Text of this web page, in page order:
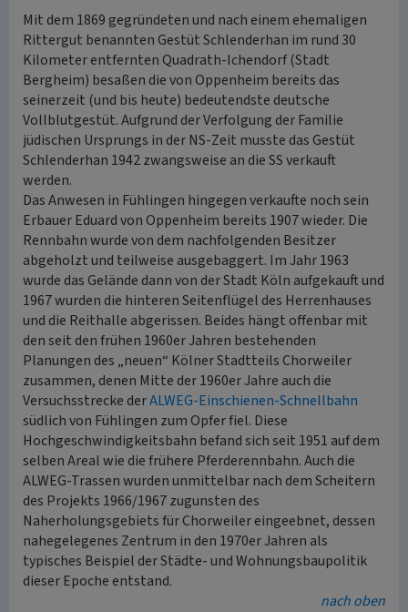
Mit dem 1869 gegründeten und nach einem ehemaligen
Rittergut benannten Gestüt Schlenderhan im rund 30
Kilometer entfernten Quadrath-Ichendorf (Stadt
Bergheim) besaßen die von Oppenheim bereits das
seinerzeit (und bis heute) bedeutendste deutsche
Vollblutgestüt. Aufgrund der Verfolgung der Familie
jüdischen Ursprungs in der NS-Zeit musste das Gestüt
Schlenderhan 1942 zwangsweise an die SS verkauft
werden.
Das Anwesen in Fühlingen hingegen verkaufte noch sein
Erbauer Eduard von Oppenheim bereits 1907 wieder. Die
Rennbahn wurde von dem nachfolgenden Besitzer
abgeholzt und teilweise ausgebaggert. Im Jahr 1963
wurde das Gelände dann von der Stadt Köln aufgekauft und
1967 wurden die hinteren Seitenflügel des Herrenhauses
und die Reithalle abgerissen. Beides hängt offenbar mit
den seit den frühen 1960er Jahren bestehenden
Planungen des „neuen“ Kölner Stadtteils Chorweiler
zusammen, denen Mitte der 1960er Jahre auch die
Versuchsstrecke derALWEG-Einschienen-Schnellbahn
südlich von Fühlingen zum Opfer fiel. Diese
Hochgeschwindigkeitsbahn befand sich seit 1951 auf dem
selben Areal wie die frühere Pferderennbahn. Auch die
ALWEG-Trassen wurden unmittelbar nach dem Scheitern
des Projekts 1966/1967 zugunsten des
Naherholungsgebiets für Chorweiler eingeebnet, dessen
nahegelegenes Zentrum in den 1970er Jahren als
typisches Beispiel der Städte- und Wohnungsbaupolitik
dieser Epoche entstand.
nach oben